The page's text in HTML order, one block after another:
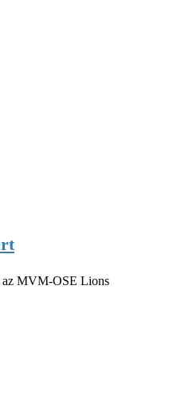
az MVM-OSE Lions